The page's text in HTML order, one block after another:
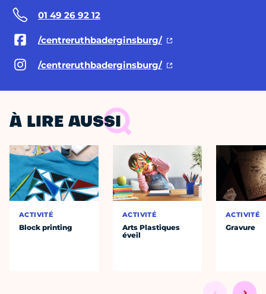
01 49 26 92 12
/centreruthbaderginsburg/
/centreruthbaderginsburg/
À LIRE AUSSI
ACTIVITÉ
Block printing
ACTIVITÉ
Arts Plastiques
éveil
ACTIVITÉ
Gravure